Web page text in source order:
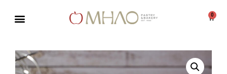
περιεχόμενο
0